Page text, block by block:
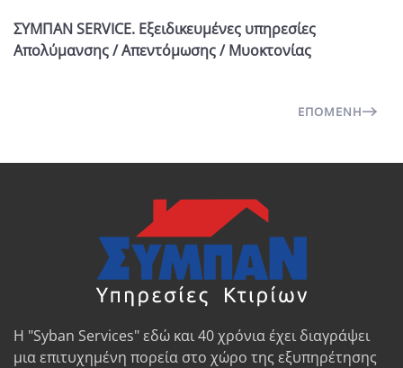
ΣΥΜΠΑΝSERVICE. Εξειδικευμένες υπηρεσίες
Απολύμανσης / Απεντόμωσης / Μυοκτονίας
ΕΠΌΜΕΝΗ
Η "Syban Services" εδώ και 40 χρόνια έχει διαγράψει
μια επιτυχημένη πορεία στο χώρο της εξυπηρέτησης